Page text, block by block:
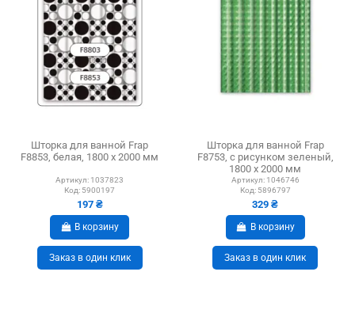
Шторка для ванной Frap
F8853, белая, 1800 х 2000 мм
Артикул: 1037823
Код: 5900197
197 ₴
В корзину
Заказ в один клик
Шторка для ванной Frap
F8753, с рисунком зеленый,
1800 х 2000 мм
Артикул: 1046746
Код: 5896797
329 ₴
В корзину
Заказ в один клик